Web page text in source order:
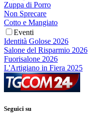
Zuppa di Porro
Non Sprecare
Cotto e Mangiato
Eventi
Identità Golose 2026
Salone del Risparmio 2026
Fuorisalone 2026
L'Artigiano in Fiera 2025
Seguici su